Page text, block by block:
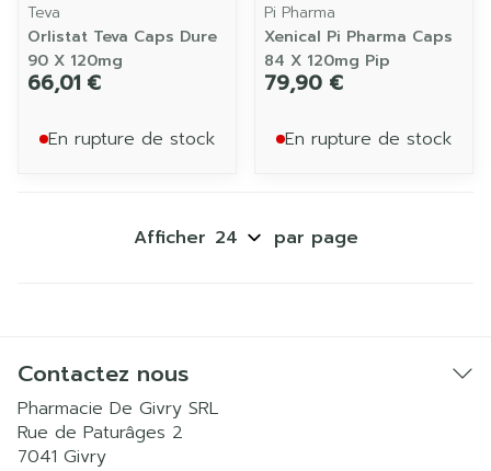
Teva
Orlistat Teva Caps Dure
90 X 120mg
66,01 €
En rupture de stock
Pi Pharma
Xenical Pi Pharma Caps
84 X 120mg Pip
79,90 €
En rupture de stock
Afficher par page
Contactez nous
Pharmacie De Givry SRL
Rue de Paturâges 2
7041 Givry